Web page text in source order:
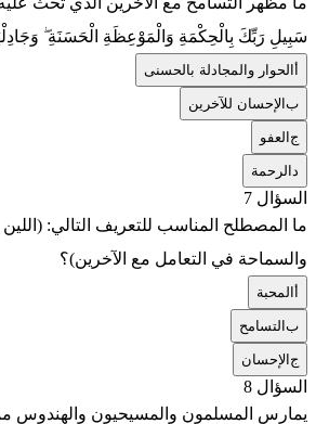
سَبِيلِ رَبِّكَ بِالْحِكْمَةِ وَالْمَوْعِظَةِ الْحَسَنَةِ
الحوار والمجادلة بالحسنى
بالإحسان للآخرين
جالعفو
الرحمة
السؤال 7
ما المصطلح المناسب للتعريف التالي:
والسماحة في التعامل مع الآخرين)؟
المحبة
بالتسامح
جالإحسان
السؤال 8
يمارس المسلمون والمسيحيون والهندوس